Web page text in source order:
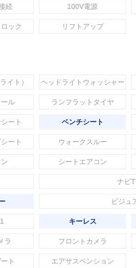
続 100V電源
ック リフトアップ
イト） ヘッドライトウォッシャー
ル ランフラットタイヤ
ート ベンチシート
ート ウォークスルー
シートエアコン
ナビ
ビジュ
キーレス
ラ フロントカメラ
ト エアサスペンション